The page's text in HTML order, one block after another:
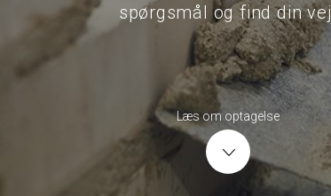
spørgsmål og find din
Læs om optagelse